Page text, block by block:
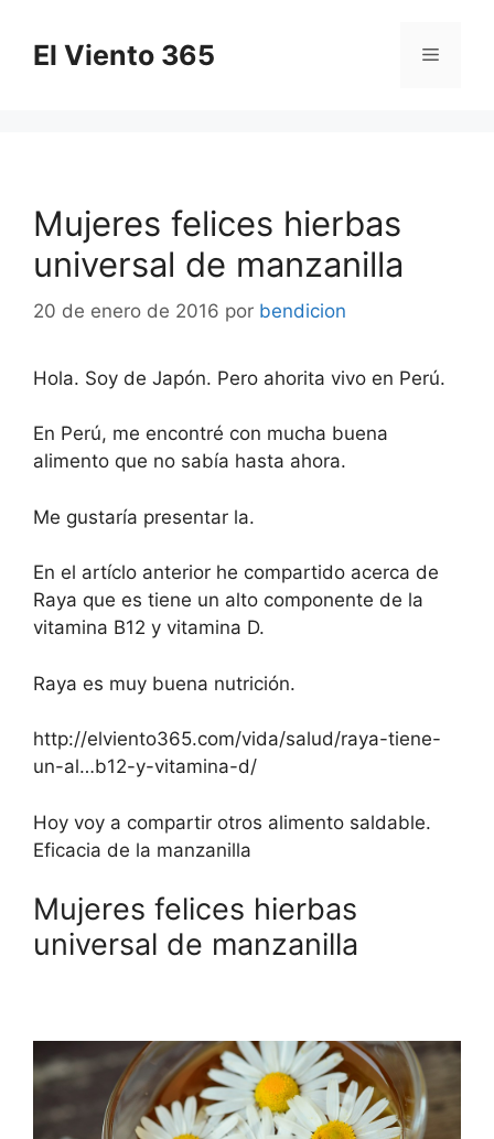
contenido
El Viento 365 Menú
Mujeres felices hierbas
universal de manzanilla
20 de enero de 2016 por bendicion
Hola. Soy de Japón. Pero ahorita vivo en Perú.
En Perú, me encontré con mucha buena
alimento que no sabía hasta ahora.
Me gustaría presentar la.
En el artíclo anterior he compartido acerca de
Raya que es tiene un alto componente de la
vitamina B12 y vitamina D.
Raya es muy buena nutrición.
http://elviento365.com/vida/salud/raya-tiene-
un-al…b12-y-vitamina-d/
Hoy voy a compartir otros alimento saldable.
Eficacia de la manzanilla
Mujeres felices hierbas
universal de manzanilla